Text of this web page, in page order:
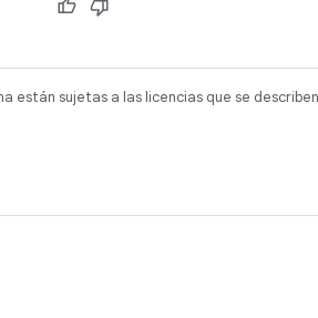
están sujetas a las licencias que se